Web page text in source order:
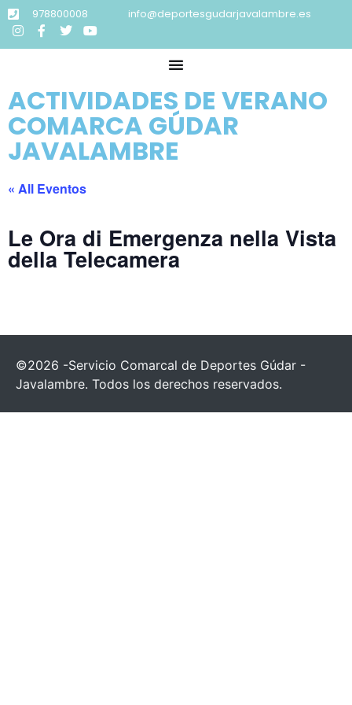
978800008 info@deportesgudarjavalambre.es
ACTIVIDADES DE VERANO
COMARCA GÚDAR
JAVALAMBRE
« All Eventos
Le Ora di Emergenza nella Vista
della Telecamera
©2026 -Servicio Comarcal de Deportes Gúdar -
Javalambre. Todos los derechos reservados.